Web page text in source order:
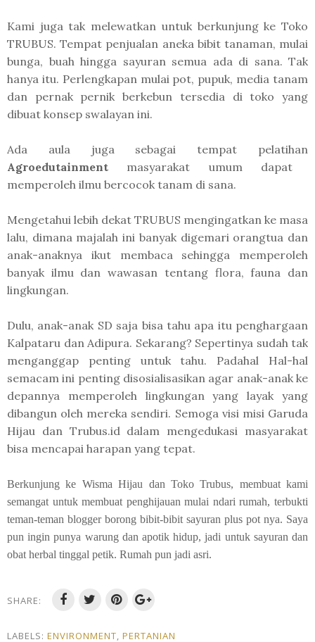
Kami juga tak melewatkan untuk berkunjung ke Toko
TRUBUS. Tempat penjualan aneka bibit tanaman, mulai
bunga, buah hingga sayuran semua ada di sana. Tak
hanya itu. Perlengkapan mulai pot, pupuk, media tanam
dan pernak pernik berkebun tersedia di toko yang
dibuat konsep swalayan ini.
Ada aula juga sebagai tempat pelatihan
Agroedutainment masyarakat umum dapat
memperoleh ilmu bercocok tanam di sana.
Mengetahui lebih dekat TRUBUS mengingatkan ke masa
lalu, dimana majalah ini banyak digemari orangtua dan
anak-anaknya ikut membaca sehingga memperoleh
banyak ilmu dan wawasan tentang flora, fauna dan
lingkungan.
Dulu, anak-anak SD saja bisa tahu apa itu penghargaan
Kalpataru dan Adipura. Sekarang? Sepertinya sudah tak
menganggap penting untuk tahu. Padahal Hal-hal
semacam ini penting disosialisasikan agar anak-anak ke
depannya memperoleh lingkungan yang layak yang
dibangun oleh mereka sendiri. Semoga visi misi Garuda
Hijau dan Trubus.id dalam mengedukasi masyarakat
bisa mencapai harapan yang tepat.
Berkunjung ke Wisma Hijau dan Toko Trubus, membuat kami
semangat untuk membuat penghijauan mulai ndari rumah, terbukti
teman-teman blogger borong bibit-bibit sayuran plus pot nya. Saya
pun ingin punya warung dan apotik hidup, jadi untuk sayuran dan
obat herbal tinggal petik. Rumah pun jadi asri.
SHARE:
LABELS: ENVIRONMENT, PERTANIAN